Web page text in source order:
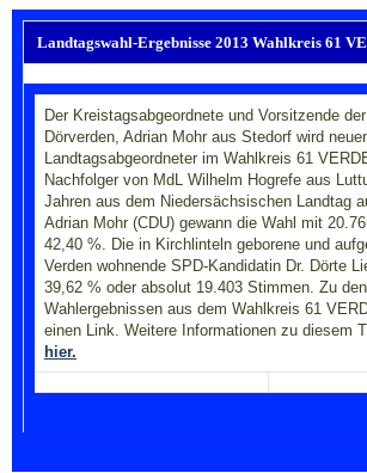
Landtagswahl-Ergebnisse 2013 Wahlkreis 61
Der Kreistagsabgeordnete und Vorsitzende
Dörverden, Adrian Mohr aus Stedorf wird neuer
Landtagsabgeordneter im Wahlkreis 61
Nachfolger von MdL Wilhelm Hogrefe aus
Jahren aus dem Niedersächsischen Landtag
Adrian Mohr (CDU) gewann die Wahl mit
42,40 %. Die in Kirchlinteln geborene und
Verden wohnende SPD-Kandidatin Dr. Dörte
39,62 % oder absolut 19.403 Stimmen. Zu
Wahlergebnissen aus dem Wahlkreis 61
einen Link. Weitere Informationen zu diesem
hier.